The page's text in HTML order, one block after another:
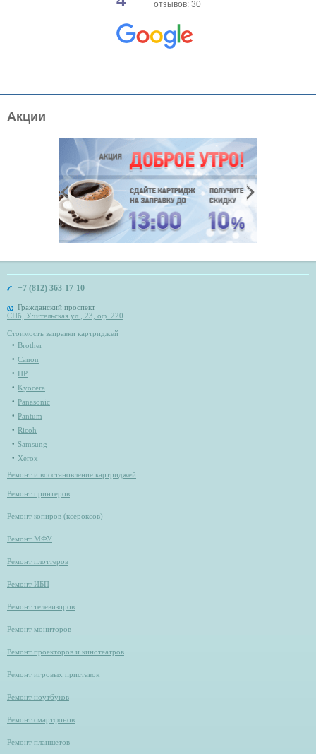
Акции
отзывов: 30
+7 (812) 363-17-10
Гражданский проспект
СПб, Учительская ул., 23, оф. 220
Стоимость заправки картриджей
Brother
Canon
HP
Kyocera
Panasonic
Pantum
Ricoh
Samsung
Xerox
Ремонт и восстановление картриджей
Ремонт принтеров
Ремонт копиров (ксероксов)
Ремонт МФУ
Ремонт плоттеров
Ремонт ИБП
Ремонт телевизоров
Ремонт мониторов
Ремонт проекторов и кинотеатров
Ремонт игровых приставок
Ремонт ноутбуков
Ремонт смартфонов
Ремонт планшетов